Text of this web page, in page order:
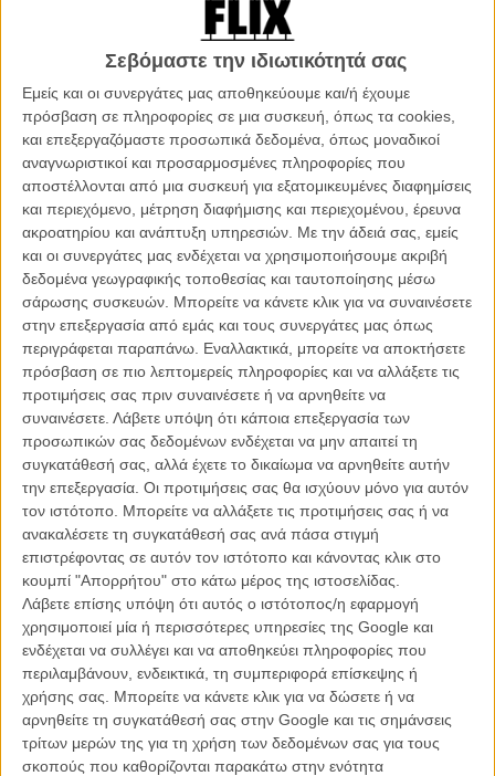
Σεβόμαστε την ιδιωτικότητά σας
Εμείς και οι συνεργάτες μας αποθηκεύουμε και/ή έχουμε
πρόσβαση σε πληροφορίες σε μια συσκευή, όπως τα cookies,
και επεξεργαζόμαστε προσωπικά δεδομένα, όπως μοναδικοί
αναγνωριστικοί και προσαρμοσμένες πληροφορίες που
αποστέλλονται από μια συσκευή για εξατομικευμένες διαφημίσεις
και περιεχόμενο, μέτρηση διαφήμισης και περιεχομένου, έρευνα
ακροατηρίου και ανάπτυξη υπηρεσιών. Με την άδειά σας, εμείς
και οι συνεργάτες μας ενδέχεται να χρησιμοποιήσουμε ακριβή
δεδομένα γεωγραφικής τοποθεσίας και ταυτοποίησης μέσω
σάρωσης συσκευών. Μπορείτε να κάνετε κλικ για να συναινέσετε
στην επεξεργασία από εμάς και τους συνεργάτες μας όπως
περιγράφεται παραπάνω. Εναλλακτικά, μπορείτε να αποκτήσετε
πρόσβαση σε πιο λεπτομερείς πληροφορίες και να αλλάξετε τις
προτιμήσεις σας πριν συναινέσετε ή να αρνηθείτε να
συναινέσετε. Λάβετε υπόψη ότι κάποια επεξεργασία των
προσωπικών σας δεδομένων ενδέχεται να μην απαιτεί τη
συγκατάθεσή σας, αλλά έχετε το δικαίωμα να αρνηθείτε αυτήν
την επεξεργασία. Οι προτιμήσεις σας θα ισχύουν μόνο για αυτόν
τον ιστότοπο. Μπορείτε να αλλάξετε τις προτιμήσεις σας ή να
ανακαλέσετε τη συγκατάθεσή σας ανά πάσα στιγμή
επιστρέφοντας σε αυτόν τον ιστότοπο και κάνοντας κλικ στο
κουμπί "Απορρήτου" στο κάτω μέρος της ιστοσελίδας.
Λάβετε επίσης υπόψη ότι αυτός ο ιστότοπος/η εφαρμογή
χρησιμοποιεί μία ή περισσότερες υπηρεσίες της Google και
ενδέχεται να συλλέγει και να αποθηκεύει πληροφορίες που
περιλαμβάνουν, ενδεικτικά, τη συμπεριφορά επίσκεψης ή
χρήσης σας. Μπορείτε να κάνετε κλικ για να δώσετε ή να
αρνηθείτε τη συγκατάθεσή σας στην Google και τις σημάνσεις
τρίτων μερών της για τη χρήση των δεδομένων σας για τους
σκοπούς που καθορίζονται παρακάτω στην ενότητα
έναν περίπου μήνα στην Αμερική (25η Μαρτίου), οι πρωταγωνιστές
του εμφανίζονται καθημερινά για να χτίσουν την κινηματογραφική
Ο Χένρι Καβίλ, ο «Superman» δηλαδή, θέλησε να προμοτάρει και
την ταινία αλλά και 3 φιλανθρωπικές οργανώσεις και δέχθηκε να
εμφανιστεί σ' ένα βίντεο όπου ρωτάει τα παιδιά για το ποιος έχει
υπεροχή: ο Batman ή ο Superman;
Δείτε επίσης: Αυτό είναι το τελευταίο τρέιλερ που θα δούμε ποτέ
από το «Batman v Superman: Dawn of Justice»
Τα αποτελέσματα είναι ανεμενόμενα, όταν ρωτάς παιδιά: ωμή
ειλικρίνεια, απαντήσεις που δεν σου αρέσουν πάντα, αλλά κι
ανατροπές («προτιμάω τους κακούς των comics»).
Δείτε το βίντεο, γελάστε, και πληροφορηθείτε για το πώς μπορείτε
να βοηθήσετε τις φιλανθρωπικές αυτές δραστηριότητες
συμμετέχοντας σε διαγωνισμούς που θα σας φέρουν δώρα όπως
να συναντήσετε τους πρωταγωνιστές, να πάτε στην επίσημη
πρεμιέρα ή για φαγητό με τον Τζέσι Αϊζενμπεργκ και να κερδίσετε μία
κανονική στολή Batman!